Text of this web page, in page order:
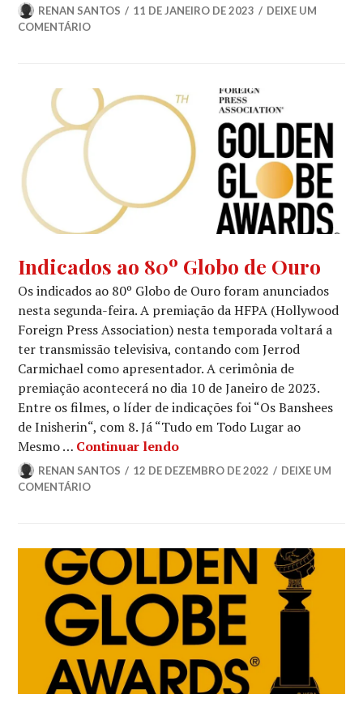
RENAN SANTOS 11 DE JANEIRO DE 2023
DEIXE UM
COMENTÁRIO
GLOBO
DE
OURO,
NOTÍCIAS
DE
FILMES,
NOTÍCIAS
DE
SÉRIES
Indicados ao 80º Globo de Ouro
Os indicados ao 80º Globo de Ouro foram anunciados
nesta segunda-feira. A premiação da HFPA (Hollywood
Foreign Press Association) nesta temporada voltará a
ter transmissão televisiva, contando com Jerrod
Carmichael como apresentador. A cerimônia de
premiação acontecerá no dia 10 de Janeiro de 2023.
Entre os filmes, o líder de indicações foi “Os Banshees
de Inisherin“, com 8. Já “Tudo em Todo Lugar ao
Mesmo … Continuar lendoIndicados ao 80º Globo de
RENAN SANTOS 12 DE DEZEMBRO DE 2022
DEIXE UM
COMENTÁRIO